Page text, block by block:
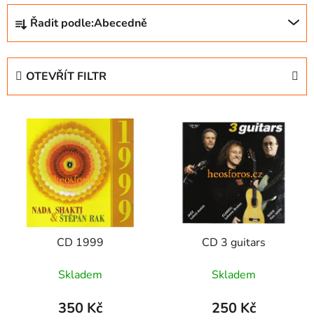
Ř
z
Řadit podle:Abecedně
OTEVŘÍT FILTR
CD 1999
Skladem
350 Kč
CD 3 guitars
Skladem
250 Kč